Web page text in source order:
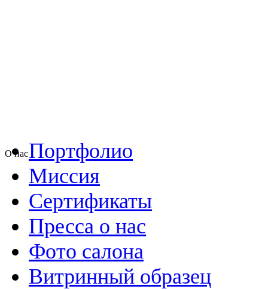
О насПортфолио
Миссия
Сертификаты
Пресса о нас
Фото салона
Витринный образец